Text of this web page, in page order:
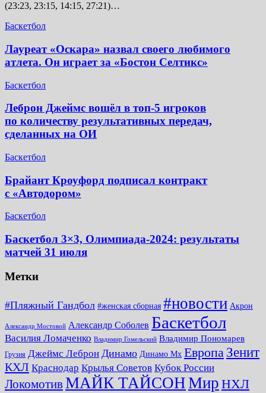
(23:23, 23:15, 14:15, 27:21)…
Баскетбол
Лауреат «Оскара» назвал своего любимого
атлета. Он играет за «Бостон Селтикс»
Баскетбол
Леброн Джеймс вошёл в топ-5 игроков
по количеству результативных передач,
сделанных на ОИ
Баскетбол
Брайант Кроуфорд подписал контракт
с «Автодором»
Баскетбол
Баскетбол 3×3, Олимпиада-2024: результаты
матчей 31 июля
Метки
#Пляжный Гандбол #женская сборная #новости Акрон
Александр Мостовой Александр Соболев Баскетбол
Василия Ломаченко Владимир Гомельский Владимир Пономарев
Грузия Джеймс Леброн Динамо Динамо Мх Европа Зенит
КХЛ Краснодар Крылья Советов Кубок России
ЛокомотивМАЙК ТАЙСОНМир НХЛ